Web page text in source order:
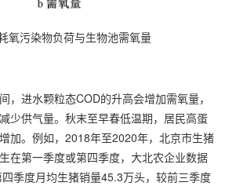
氧污染物负荷与生物池需氧量
，进水颗粒态COD的升高会增加需氧量，
少供气量。秋末至早春低温期，居民高蛋
加。例如，2018年至2020年，北京市生猪
在第一季度或第四季度，大北农企业数据
季度月均生猪销量45.3万头，较前三季度